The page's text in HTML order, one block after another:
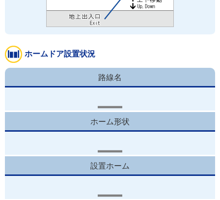
ホームドア設置状況
路線名
ホーム形状
設置ホーム